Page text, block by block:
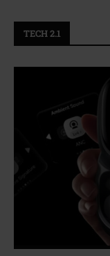
TECH 2.1